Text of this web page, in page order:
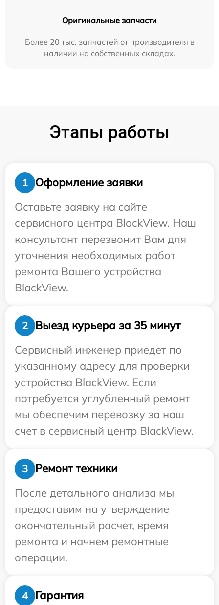
Оригинальные запчасти
Более 20 тыс. запчастей от производителя в
наличии на собственных складах.
Этапы работы
1
Оформление заявки
Оставьте заявку на сайте
сервисного центра BlackView. Наш
консультант перезвонит Вам для
уточнения необходимых работ
ремонта Вашего устройства
BlackView.
2
Выезд курьера за 35 минут
Сервисный инженер приедет по
указанному адресу для проверки
устройства BlackView. Если
потребуется углубленный ремонт
мы обеспечим перевозку за наш
счет в сервисный центр BlackView.
3
Ремонт техники
После детального анализа мы
предоставим на утверждение
окончательный расчет, время
ремонта и начнем ремонтные
операции.
4 Гарантия